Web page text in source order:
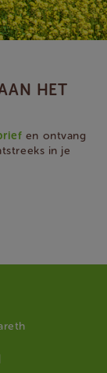
HET
en ontvang
in je